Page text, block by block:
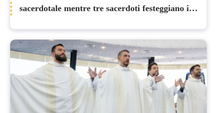
sacerdotale mentre tre sacerdoti festeggiano i